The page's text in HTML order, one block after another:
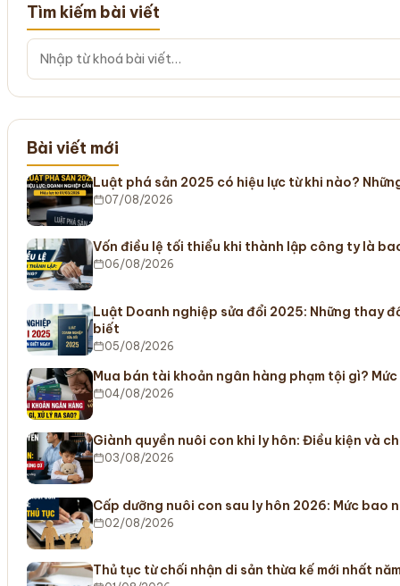
Tìm kiếm bài viết
Bài viết mới
Luật phá sản 2025 có hiệu lực từ khi nào?
07/08/2026
Vốn điều lệ tối thiểu khi thành lập công ty là
06/08/2026
Luật Doanh nghiệp sửa đổi 2025: Những thay
biết
05/08/2026
Mua bán tài khoản ngân hàng phạm tội gì?
04/08/2026
Giành quyền nuôi con khi ly hôn: Điều kiện và
03/08/2026
Cấp dưỡng nuôi con sau ly hôn 2026: Mức bao
02/08/2026
Thủ tục từ chối nhận di sản thừa kế mới nhất